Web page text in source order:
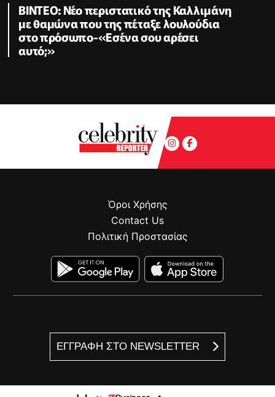
BINTEO: Νέο περιστατικό της Καλλιμάνη
με θαμώνα που της πέταξε λουλούδια
στο πρόσωπο-«Εσένα σου αρέσει
αυτό;»
ΕΓΓΡΑΦΗ ΣΤΟ NEWSLETTER
Όροι Χρήσης
Contact Us
Πολιτική Προστασίας